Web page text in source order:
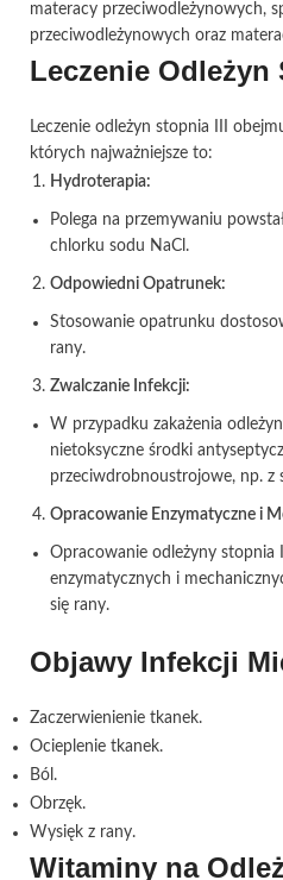
materacy przeciwodleżynowych,
przeciwodleżynowych oraz
Leczenie Odleżyn
Leczenie odleżyn stopnia III
których najważniejsze to:
Hydroterapia:
Polega na przemywaniu
chlorku sodu NaCl.
Odpowiedni Opatrunek:
Stosowanie opatrunku
rany.
Zwalczanie Infekcji:
W przypadku zakażenia
nietoksyczne środki
przeciwdrobnoustrojowe, np. z
Opracowanie Enzymatyczne i
Opracowanie odleżyny stopnia
enzymatycznych i
się rany.
Objawy Infekcji
Zaczerwienienie tkanek.
Ocieplenie tkanek.
Ból.
Obrzęk.
Wysięk z rany.
Witaminy na